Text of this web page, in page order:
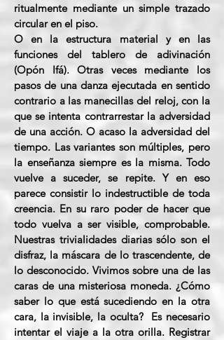
ritualmente mediante un simple trazado
circular en el piso.
O en la estructura material y en las
funciones del tablero de adivinación
(Opón Ifá). Otras veces mediante los
pasos de una danza ejecutada en sentido
contrario a las manecillas del reloj, con la
que se intenta contrarrestar la adversidad
de una acción. O acaso la adversidad del
tiempo. Las variantes son múltiples, pero
la enseñanza siempre es la misma. Todo
vuelve a suceder, se repite. Y en eso
parece consistir lo indestructible de toda
creencia. En su raro poder de hacer que
todo vuelva a ser visible, comprobable.
Nuestras trivialidades diarias sólo son el
disfraz, la máscara de lo trascendente, de
lo desconocido. Vivimos sobre una de las
caras de una misteriosa moneda. ¿Cómo
saber lo que está sucediendo en la otra
cara, la invisible, la oculta? Es necesario
intentar el viaje a la otra orilla. Registrar